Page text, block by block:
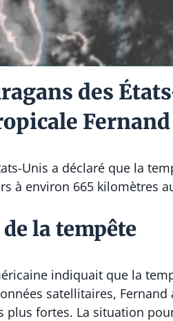
des
Fernand
Unis a déclaré que la
à environ 665 kilomètres
la tempête
indiquait que la
satellitaires,
plus fortes. La situation